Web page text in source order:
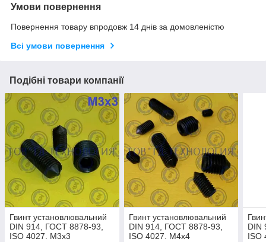
Умови повернення
Повернення товару впродовж 14 днів за домовленістю
Всі умови повернення
Подібні товари компанії
Гвинт установлювальний
DIN 914, ГОСТ 8878-93,
ISO 4027. М3х3
Гвинт установлювальний
DIN 914, ГОСТ 8878-93,
ISO 4027. М4х4
DIN
ISO